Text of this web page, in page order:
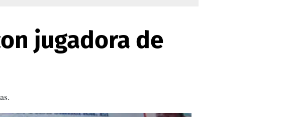
jugadora de